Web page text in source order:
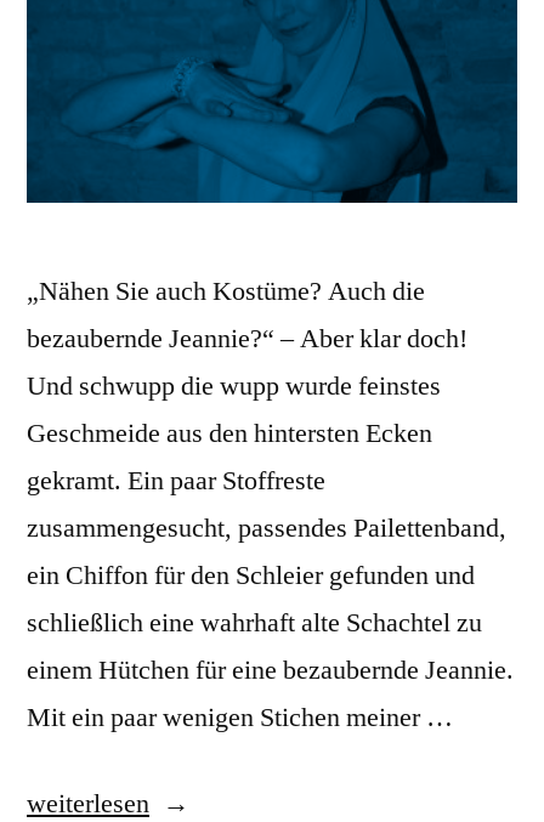
„Nähen Sie auch Kostüme? Auch die
bezaubernde Jeannie?“ – Aber klar doch!
Und schwupp die wupp wurde feinstes
Geschmeide aus den hintersten Ecken
gekramt. Ein paar Stoffreste
zusammengesucht, passendes Pailettenband,
ein Chiffon für den Schleier gefunden und
schließlich eine wahrhaft alte Schachtel zu
einem Hütchen für eine bezaubernde Jeannie.
Mit ein paar wenigen Stichen meiner …
„Bezaubernde
weiterlesen